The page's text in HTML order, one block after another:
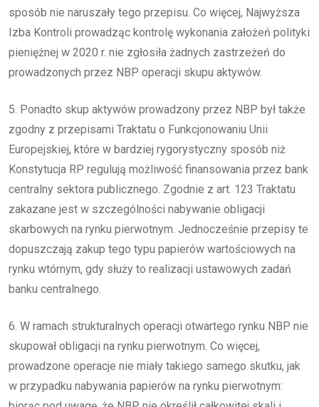
sposób nie naruszały tego przepisu. Co więcej, Najwyższa
Izba Kontroli prowadząc kontrolę wykonania założeń polityki
pieniężnej w 2020 r. nie zgłosiła żadnych zastrzeżeń do
prowadzonych przez NBP operacji skupu aktywów.
5. Ponadto skup aktywów prowadzony przez NBP był także
zgodny z przepisami Traktatu o Funkcjonowaniu Unii
Europejskiej, które w bardziej rygorystyczny sposób niż
Konstytucja RP regulują możliwość finansowania przez bank
centralny sektora publicznego. Zgodnie z art. 123 Traktatu
zakazane jest w szczególności nabywanie obligacji
skarbowych na rynku pierwotnym. Jednocześnie przepisy te
dopuszczają zakup tego typu papierów wartościowych na
rynku wtórnym, gdy służy to realizacji ustawowych zadań
banku centralnego.
6. W ramach strukturalnych operacji otwartego rynku NBP nie
skupował obligacji na rynku pierwotnym. Co więcej,
prowadzone operacje nie miały takiego samego skutku, jak
w przypadku nabywania papierów na rynku pierwotnym: